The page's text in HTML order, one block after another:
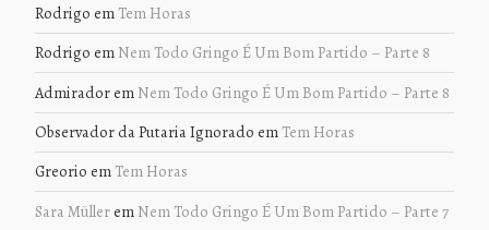
Rodrigo em Tem Horas
Rodrigo em Nem Todo Gringo É Um Bom Partido – Parte 8
Admiradorem Nem Todo Gringo É Um Bom Partido – Parte 8
Observador da Putaria Ignorado em Tem Horas
Greorio em Tem Horas
Sara Müllerem Nem Todo Gringo É Um Bom Partido – Parte 7